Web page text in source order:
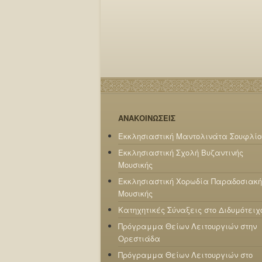
ΑΝΑΚΟΙΝΩΣΕΙΣ
Εκκλησιαστική Μαντολινάτα
Εκκλησιαστική Σχολή Βυζαντινής
Μουσικής
Εκκλησιαστική Χορωδία
Μουσικής
Κατηχητικές Σύναξεις στο
Πρόγραμμα Θείων Λειτουργιών στην
Ορεστιάδα
Πρόγραμμα Θείων Λειτουργιών στο